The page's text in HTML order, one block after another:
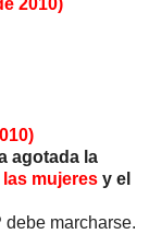
2010)
agotada la
las mujeres y el
debe marcharse.